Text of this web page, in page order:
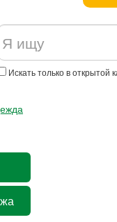
Искать только в открытой